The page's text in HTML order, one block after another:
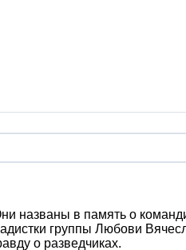
названы в память о
группы Любови
о разведчиках.